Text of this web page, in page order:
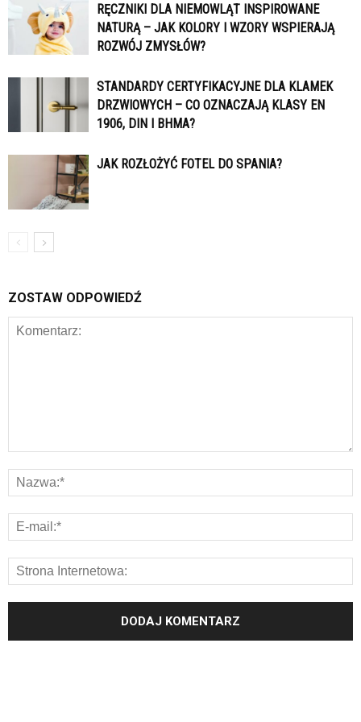
RĘCZNIKI DLA NIEMOWLĄT INSPIROWANE
NATURĄ – JAK KOLORY I WZORY WSPIERAJĄ
ROZWÓJ ZMYSŁÓW?
STANDARDY CERTYFIKACYJNE DLA KLAMEK
DRZWIOWYCH – CO OZNACZAJĄ KLASY EN
1906, DIN I BHMA?
JAK ROZŁOŻYĆ FOTEL DO SPANIA?
ZOSTAW ODPOWIEDŹ